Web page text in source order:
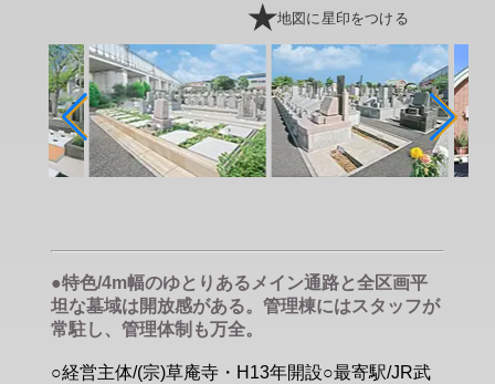
地図に星印をつける
●特色/4m幅のゆとりあるメイン通路と全区画平
坦な墓域は開放感がある。管理棟にはスタッフが
常駐し、管理体制も万全。
○経営主体/(宗)草庵寺・H13年開設○最寄駅/JR武